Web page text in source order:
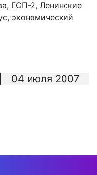
ГСП-2, Ленинские
экономический
04 июля 2007